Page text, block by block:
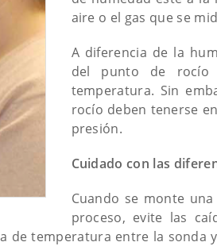
aire o el gas que se
A diferencia de la
del punto de rocío
temperatura. Sin
rocío deben tenerse
presión.
Cuidado con las
Cuando se monte
proceso, evite las
de temperatura entre la sonda